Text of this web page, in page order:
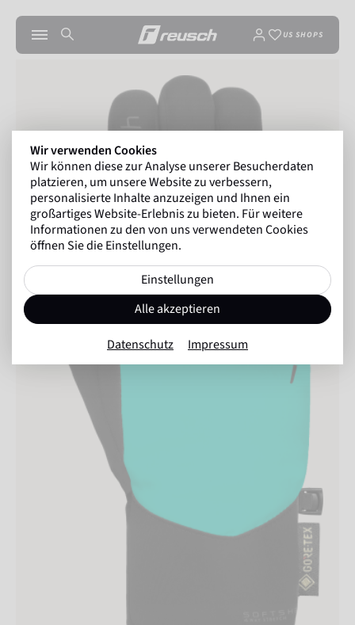
US SHOPS
Wir verwenden Cookies
Wir können diese zur Analyse unserer Besucherdaten
platzieren, um unsere Website zu verbessern,
personalisierte Inhalte anzuzeigen und Ihnen ein
großartiges Website-Erlebnis zu bieten. Für weitere
Informationen zu den von uns verwendeten Cookies
öffnen Sie die Einstellungen.
Einstellungen
Alle akzeptieren
Datenschutz Impressum